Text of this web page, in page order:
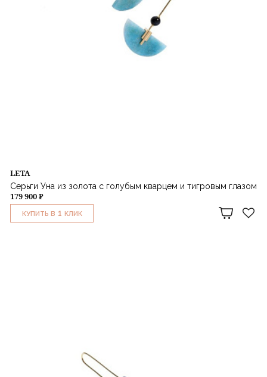
LETA
Серьги Уна из золота с голубым кварцем и тигровым глазом
179 900 ₽
КУПИТЬ В 1 КЛИК